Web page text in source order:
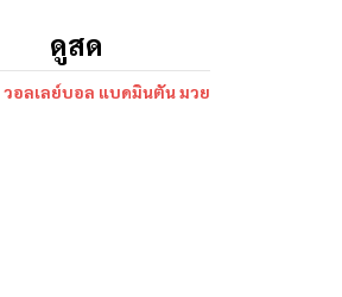
ดูสด
อลเลย์บอล แบดมินตัน มวย